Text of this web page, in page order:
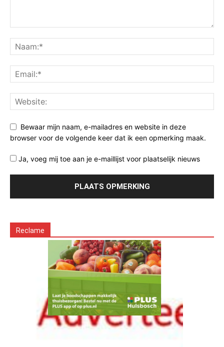
Bewaar mijn naam, e-mailadres en website in deze
browser voor de volgende keer dat ik een opmerking maak.
Ja, voeg mij toe aan je e-maillijst voor plaatselijk nieuws
Reclame